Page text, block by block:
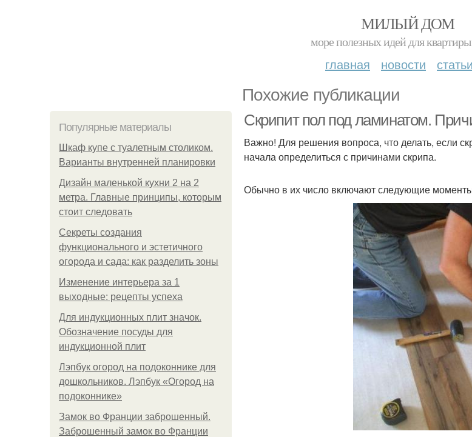
МИЛЫЙ ДОМ
море полезных идей для
главная новости статьи
Похожие публикации
Популярные материалы
Шкаф купе с туалетным столиком.
Варианты внутренней планировки
Дизайн маленькой кухни 2 на 2
метра. Главные принципы, которым
стоит следовать
Секреты создания
функционального и эстетичного
огорода и сада: как разделить зоны
Изменение интерьера за 1
выходные: рецепты успеха
Для индукционных плит значок.
Обозначение посуды для
индукционной плит
Лэпбук огород на подоконнике для
дошкольников. Лэпбук «Огород на
подоконнике»
Замок во Франции заброшенный.
Заброшенный замок во Франции
Скрипит пол под ламинатом.
Важно! Для решения вопроса, что делать, если
начала определиться с причинами скрипа.
Обычно в их число включают следующие